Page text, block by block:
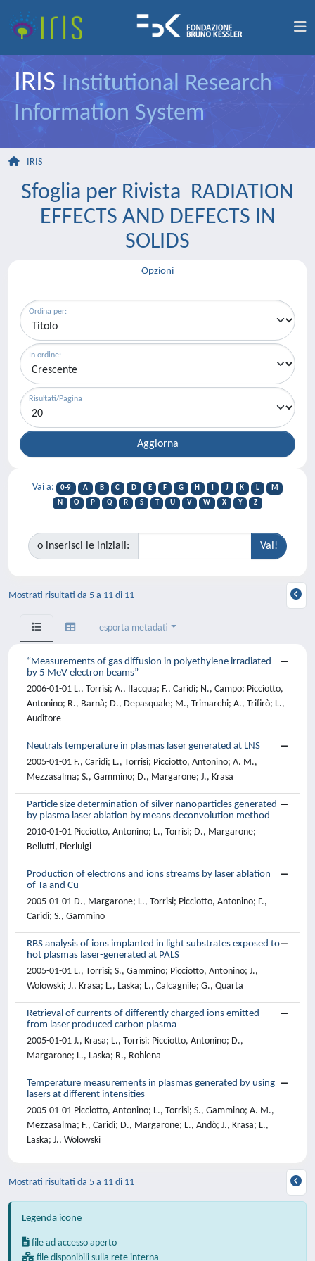
IRIS Institutional Research
Information System
IRIS
Sfoglia per Rivista RADIATION
EFFECTS AND DEFECTS IN
SOLIDS
Opzioni
Ordina per:
In ordine:
Risultati/Pagina
Vai a: 0-9 A B C D E F G H J K L
M
N
O P Q R S T U V W X Y Z
o inserisci le iniziali:
Mostrati risultati da 5 a 11 di 11
esporta metadati
“Measurements of gas diffusion in polyethylene irradiated
by 5 MeV electron beams”
2006-01-01 L., Torrisi; A., Ilacqua; F., Caridi; N., Campo; Picciotto,
Antonino; R., Barnà; D., Depasquale; M., Trimarchi; A., Trifirò; L.,
Auditore
Neutrals temperature in plasmas laser generated at LNS
2005-01-01 F., Caridi; L., Torrisi; Picciotto, Antonino; A. M.,
Mezzasalma; S., Gammino; D., Margarone; J., Krasa
Particle size determination of silver nanoparticles generated
by plasma laser ablation by means deconvolution method
2010-01-01 Picciotto, Antonino; L., Torrisi; D., Margarone;
Bellutti, Pierluigi
Production of electrons and ions streams by laser ablation
of Ta and Cu
2005-01-01 D., Margarone; L., Torrisi; Picciotto, Antonino; F.,
Caridi; S., Gammino
RBS analysis of ions implanted in light substrates exposed to
hot plasmas laser-generated at PALS
2005-01-01 L., Torrisi; S., Gammino; Picciotto, Antonino; J.,
Wolowski; J., Krasa; L., Laska; L., Calcagnile; G., Quarta
Retrieval of currents of differently charged ions emitted
from laser produced carbon plasma
2005-01-01 J., Krasa; L., Torrisi; Picciotto, Antonino; D.,
Margarone; L., Laska; R., Rohlena
Temperature measurements in plasmas generated by using
lasers at different intensities
2005-01-01 Picciotto, Antonino; L., Torrisi; S., Gammino; A. M.,
Mezzasalma; F., Caridi; D., Margarone; L., Andò; J., Krasa; L.,
Laska; J., Wolowski
Mostrati risultati da 5 a 11 di 11
Legenda icone
file ad accesso aperto
file disponibili sulla rete interna